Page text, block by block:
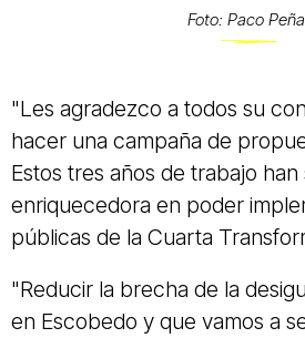
Foto: Paco
"Les agradezco a todos su
hacer una campaña de
Estos tres años de trabajo han
enriquecedora en poder
públicas de la Cuarta
"Reducir la brecha de la
en Escobedo y que vamos a